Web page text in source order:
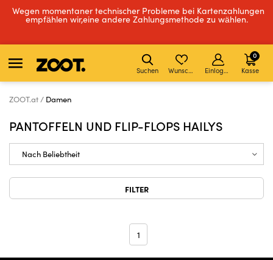
Wegen momentaner technischer Probleme bei Kartenzahlungen
empfählen wir,eine andere Zahlungsmethode zu wählen.
Suchen Wunschliste Einloggen Kasse
0
ZOOT.at Damen
PANTOFFELN UND FLIP-FLOPS HAILYS
FILTER
1